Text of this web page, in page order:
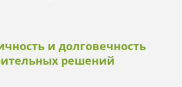
и долговечность
решений